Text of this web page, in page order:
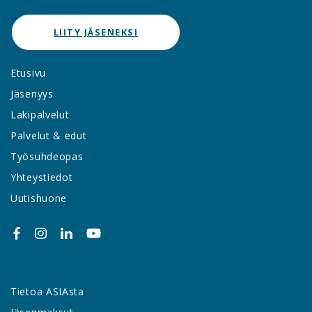
LIITY JÄSENEKSI
Etusivu
Jäsenyys
Lakipalvelut
Palvelut & edut
Työsuhdeopas
Yhteystiedot
Uutishuone
Tietoa ASIAsta